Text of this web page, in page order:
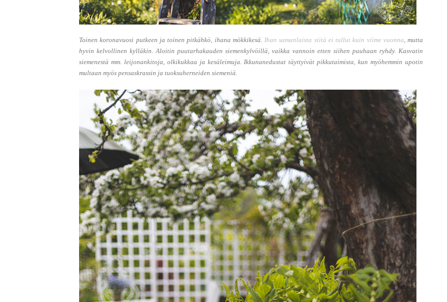
Toinen koronavuosi putkeen ja toinen pitkähkö, ihana mökkikesä. Ihan samanlaista siitä ei tullut kuin viime vuonna , mutta
hyvin kelvollinen kylläkin. Aloitin puutarhakauden siemenkylvöillä, vaikka vannoin etten siihen puuhaan ryhdy. Kasvatin
siemenestä mm. leijonankitoja, olkikukkaa ja kesäleimuja. Ikkunanedustat täyttyivät pikkutaimista, kun myöhemmin upotin
multaan myös pensaskrassin ja tuoksuherneiden siemeniä.